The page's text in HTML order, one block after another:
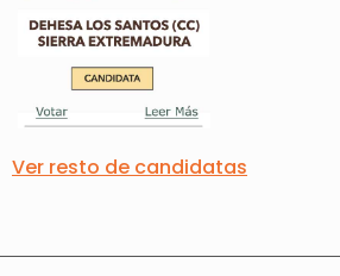
Ver resto de candidatas